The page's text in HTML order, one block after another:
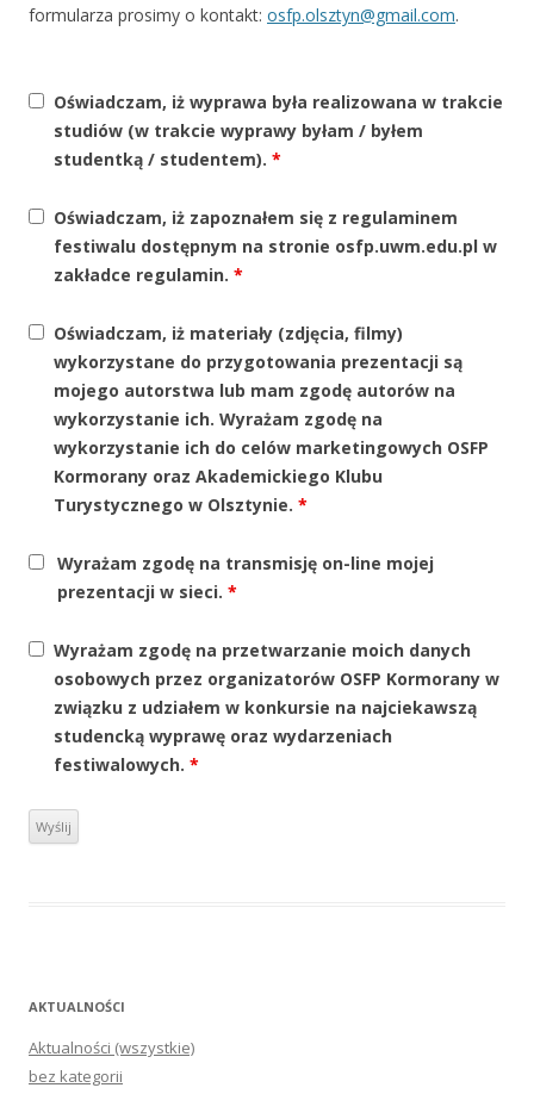
formularza prosimy o kontakt: osfp.olsztyn@gmail.com.
Oświadczam, iż wyprawa była realizowana w trakcie
studiów (w trakcie wyprawy byłam / byłem
studentką / studentem). *
Oświadczam, iż zapoznałem się z regulaminem
festiwalu dostępnym na stronie osfp.uwm.edu.pl w
zakładce regulamin. *
Oświadczam, iż materiały (zdjęcia, filmy)
wykorzystane do przygotowania prezentacji są
mojego autorstwa lub mam zgodę autorów na
wykorzystanie ich. Wyrażam zgodę na
wykorzystanie ich do celów marketingowych OSFP
Kormorany oraz Akademickiego Klubu
Turystycznego w Olsztynie. *
Wyrażam zgodę na transmisję on-line mojej
prezentacji w sieci. *
Wyrażam zgodę na przetwarzanie moich danych
osobowych przez organizatorów OSFP Kormorany w
związku z udziałem w konkursie na najciekawszą
studencką wyprawę oraz wydarzeniach
festiwalowych. *
AKTUALNOŚCI
Aktualności (wszystkie)
bez kategorii